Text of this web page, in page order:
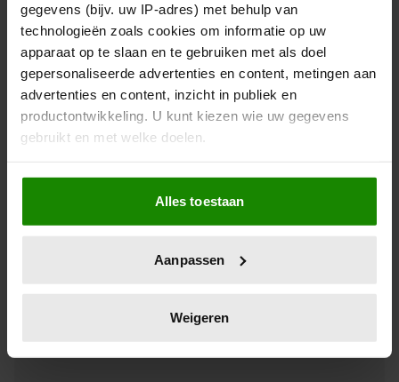
gegevens (bijv. uw IP-adres) met behulp van
technologieën zoals cookies om informatie op uw
apparaat op te slaan en te gebruiken met als doel
gepersonaliseerde advertenties en content, metingen aan
advertenties en content, inzicht in publiek en
productontwikkeling. U kunt kiezen wie uw gegevens
gebruikt en met welke doelen.
Als u het toestaat, willen we ook graag:
Informatie verzamelen over uw geografische
locatie, die tot een paar meter nauwkeurig kan zijn
scannen op specifieke eigenschappen (fingerprinting)
verwerkt en stel uw voorkeuren in het
intrekken in de Cookieverklaring.
Alles toestaan
Aanpassen
Weigeren